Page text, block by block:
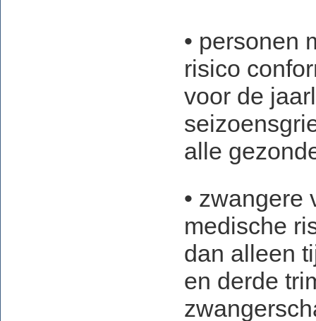
• personen
risico
voor de
alle
• zwangere
medische
dan alleen
en derde